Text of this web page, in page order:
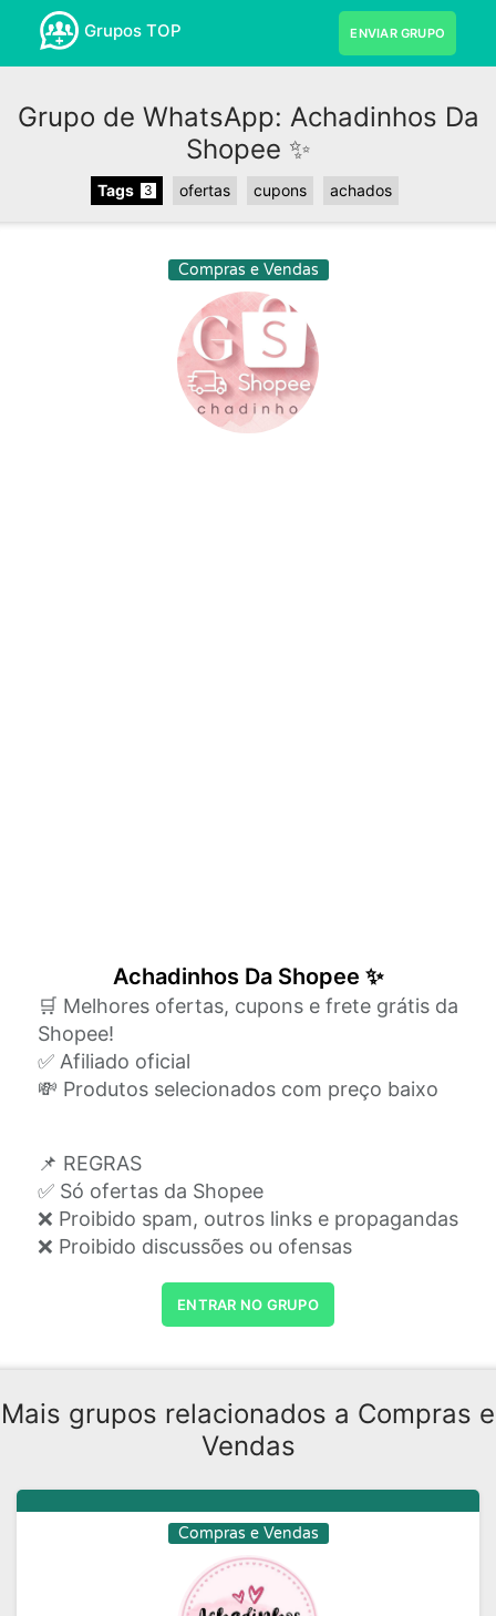
Grupos TOP ENVIAR GRUPO
Grupo de WhatsApp: Achadinhos Da
Shopee ✨
Tags 3 ofertas cupons achados
Compras e Vendas
Achadinhos Da Shopee ✨
🛒 Melhores ofertas, cupons e frete grátis da
Shopee!
✅ Afiliado oficial
💸 Produtos selecionados com preço baixo
📌 REGRAS
✅ Só ofertas da Shopee
❌ Proibido spam, outros links e propagandas
❌ Proibido discussões ou ofensas
ENTRAR NO GRUPO
Mais grupos relacionados a Compras e
Vendas
Compras e Vendas